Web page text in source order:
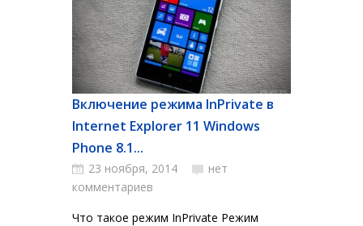
Включение режима InPrivate в
Internet Explorer 11 Windows
Phone 8.1...
23 ноября, 2014
нет
комментариев
Что такое режим InPrivate Режим